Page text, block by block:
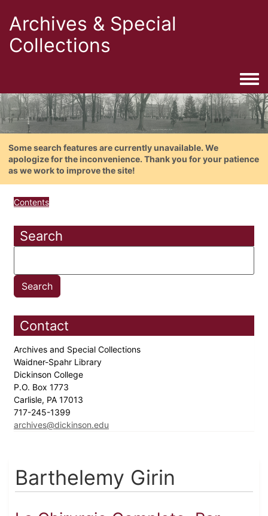
Archives & Special
Collections
Some search features are currently unavailable. We
apologize for the inconvenience. Thank you for your patience
as we work to improve the site!
Contents
Search
Contact
Archives and Special Collections
Waidner-Spahr Library
Dickinson College
P.O. Box 1773
Carlisle, PA 17013
717-245-1399
archives@dickinson.edu
Barthelemy Girin